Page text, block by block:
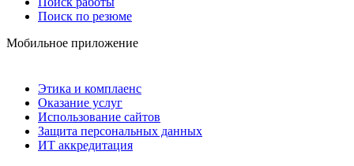
Поиск по резюме
Мобильное приложение
Этика и комплаенс
Оказание услуг
Использование сайтов
Защита персональных данных
ИТ аккредитация